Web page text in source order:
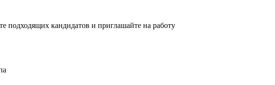
подходящих кандидатов и приглашайте на работу